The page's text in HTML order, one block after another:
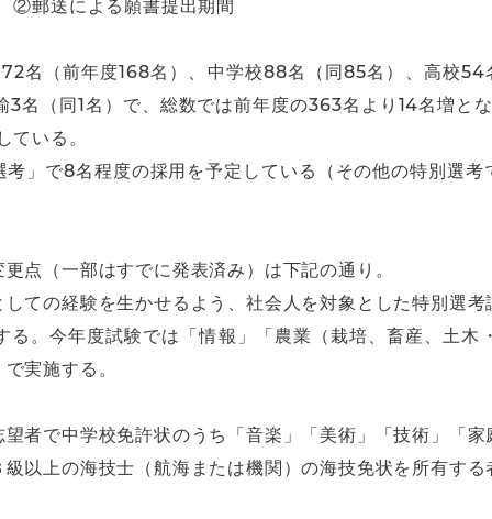
郵送による願書提出期間
名（前年度168名）、中学校88名（同85名）、高校
3名（同1名）で、総数では前年度の363名より14名増と
ている。
」で8名程度の採用を予定している（その他の特別選
点（一部はすでに発表済み）は下記の通り。
ての経験を生かせるよう、社会人を対象とした特別選
。今年度試験では「情報」「農業（栽培、畜産、土
実施する。
者で中学校免許状のうち「音楽」「美術」「技術」「
以上の海技士（航海または機関）の海技免状を所有す